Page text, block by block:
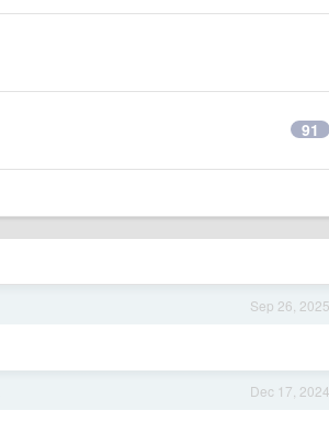
91
Sep 26, 2025
Dec 17, 2024